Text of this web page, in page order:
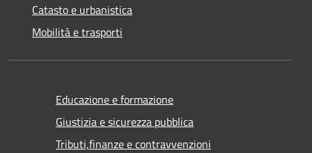
Catasto e urbanistica
Mobilità e trasporti
Educazione e formazione
Giustizia e sicurezza pubblica
Tributi,finanze e contravvenzioni